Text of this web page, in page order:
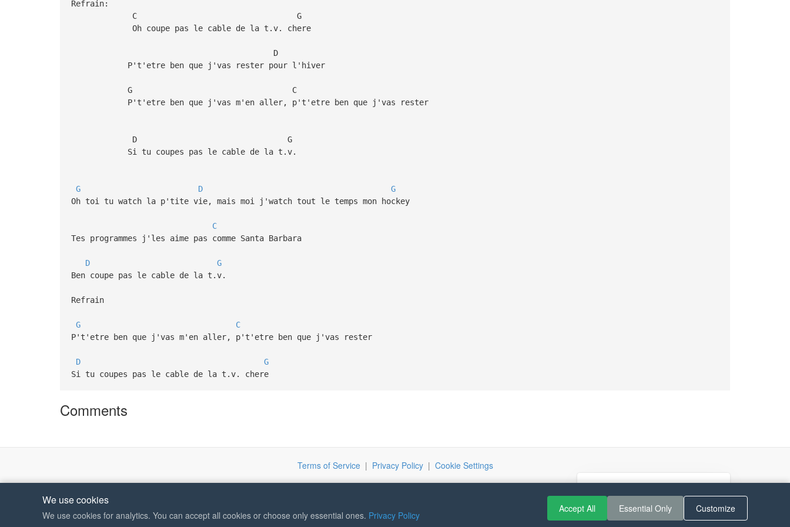
Refrain:
C G
Oh coupe pas le cable de la t.v. chere
D
P't'etre ben que j'vas rester pour l'hiver
G C
P't'etre ben que j'vas m'en aller, p't'etre ben que j'vas rester
D G
Si tu coupes pas le cable de la t.v.
G D
G
Oh toi tu watch la p'tite vie, mais moi j'watch tout le temps mon hockey
C
Tes programmes j'les aime pas comme Santa Barbara
D
G
Ben coupe pas le cable de la t.v.
Refrain
G
C
P't'etre ben que j'vas m'en aller, p't'etre ben que j'vas rester
D
G
Si tu coupes pas le cable de la t.v. chere
Comments
Terms of Service| Privacy Policy| Cookie Settings
We use cookies
We use cookies for analytics. You can accept all cookies or choose only essential ones. Privacy Policy
Accept All Essential Only Customize
can buy me a coffee :)